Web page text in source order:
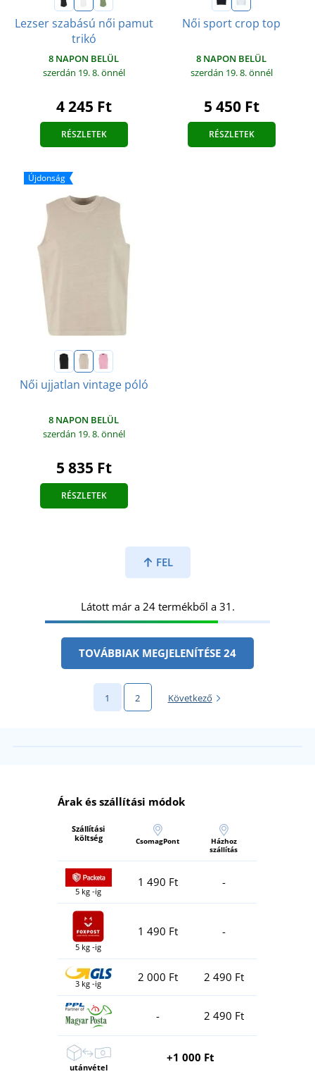
Lezser szabású női pamut
trikó
8 NAPON BELÜL
szerdán 19. 8.önnél
4 245 Ft
RÉSZLETEK
Női sport crop top
8 NAPON BELÜL
szerdán 19. 8.önnél
5 450 Ft
RÉSZLETEK
Újdonság
Női ujjatlan vintage póló
8 NAPON BELÜL
szerdán 19. 8.önnél
5 835 Ft
RÉSZLETEK
FEL
Látott már a 24 termékből a 31.
TOVÁBBIAK MEGJELENÍTÉSE 24
1 2 Következő
Árak és szállítási módok
Szállítási
költség
CsomagPont
Házhoz
szállítás
5 kg -ig
1 490 Ft -
5 kg -ig
1 490 Ft -
3 kg -ig 2 000 Ft 2 490 Ft
- 2 490 Ft
utánvétel
+1 000 Ft